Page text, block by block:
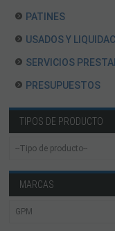
PATINES
USADOS Y
SERVICIOS
PRESUPUESTOS
TIPOS DE PRODUCTO
MARCAS